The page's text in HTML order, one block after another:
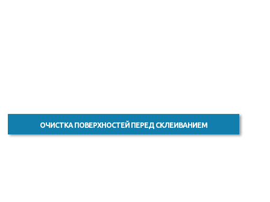
ОЧИСТКА ПОВЕРХНОСТЕЙ ПЕРЕД СКЛЕИВАНИЕМ